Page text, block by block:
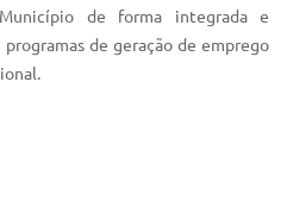
de forma integrada e
de geração de emprego